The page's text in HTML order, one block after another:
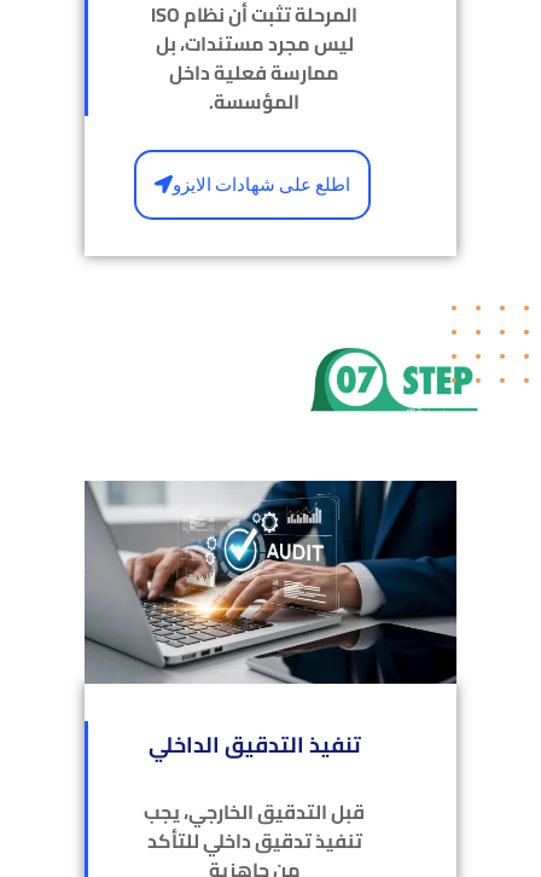
المرحلة تثبت أن نظام ISO
ليس مجرد مستندات، بل
ممارسة فعلية داخل
المؤسسة.
اطلع على شهادات الايزو
تنفيذ التدقيق الداخلي
قبل التدقيق الخارجي، يجب
تنفيذ تدقيق داخلي للتأكد
من جاهزية